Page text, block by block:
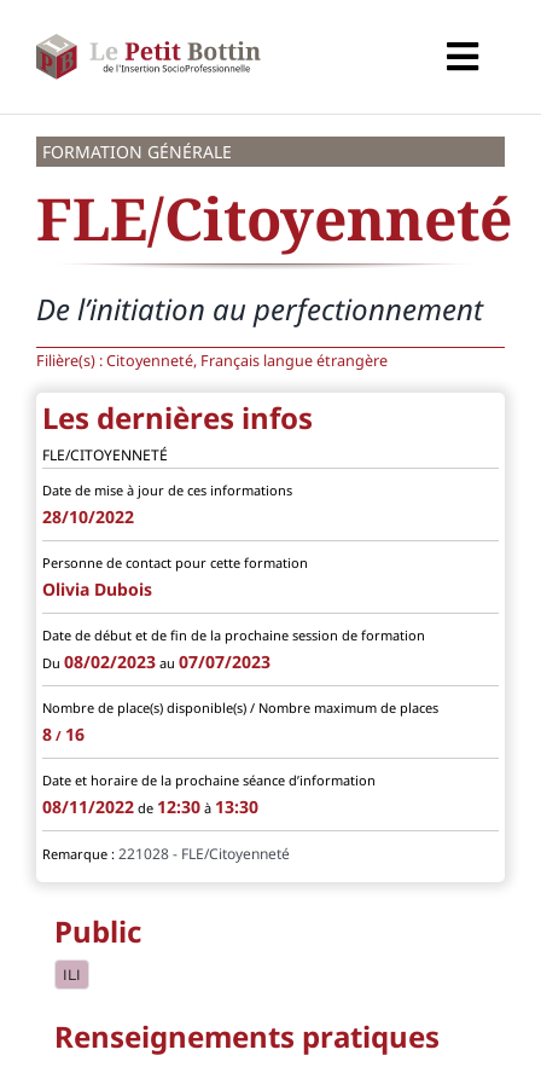
contenu
Types d’organismes
Secteurs
Partenaires
À propos de CALIF
FORMATION GÉNÉRALE
FLE/Citoyenneté
De l’initiation au perfectionnement
Filière(s) :Citoyenneté, Français langue étrangère
Les dernières infos
FLE/CITOYENNETÉ
Date de mise à jour de ces informations
28/10/2022
Personne de contact pour cette formation
Olivia Dubois
Date de début et de fin de la prochaine session de formation
Du 08/02/2023au 07/07/2023
Nombre de place(s) disponible(s) / Nombre maximum de places
8 / 16
Date et horaire de la prochaine séance d’information
08/11/2022 de 12:30 à 13:30
Remarque : 221028 - FLE/Citoyenneté
Public
ILI
Renseignements pratiques